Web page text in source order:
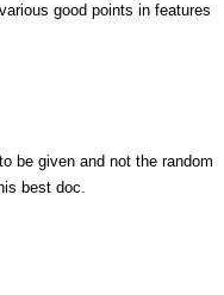
good points in features
be given and not the random
best doc.